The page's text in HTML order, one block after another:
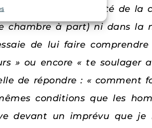
; soit dans l’intimité de la
chambre à part) ni dans la
de lui faire comprendre
» ou encore « te soulager
de répondre : « comment
conditions que les
devant un imprévu que je